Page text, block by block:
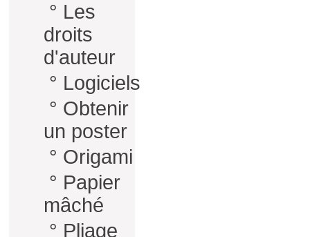
° Les
droits
d'auteur
° Logiciels
° Obtenir
un poster
° Origami
° Papier
mâché
° Pliage